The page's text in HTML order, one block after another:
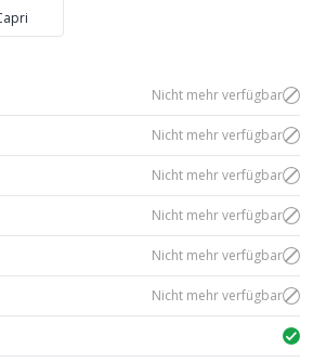
Nicht mehr verfügbar
Nicht mehr verfügbar
Nicht mehr verfügbar
Nicht mehr verfügbar
Nicht mehr verfügbar
Nicht mehr verfügbar